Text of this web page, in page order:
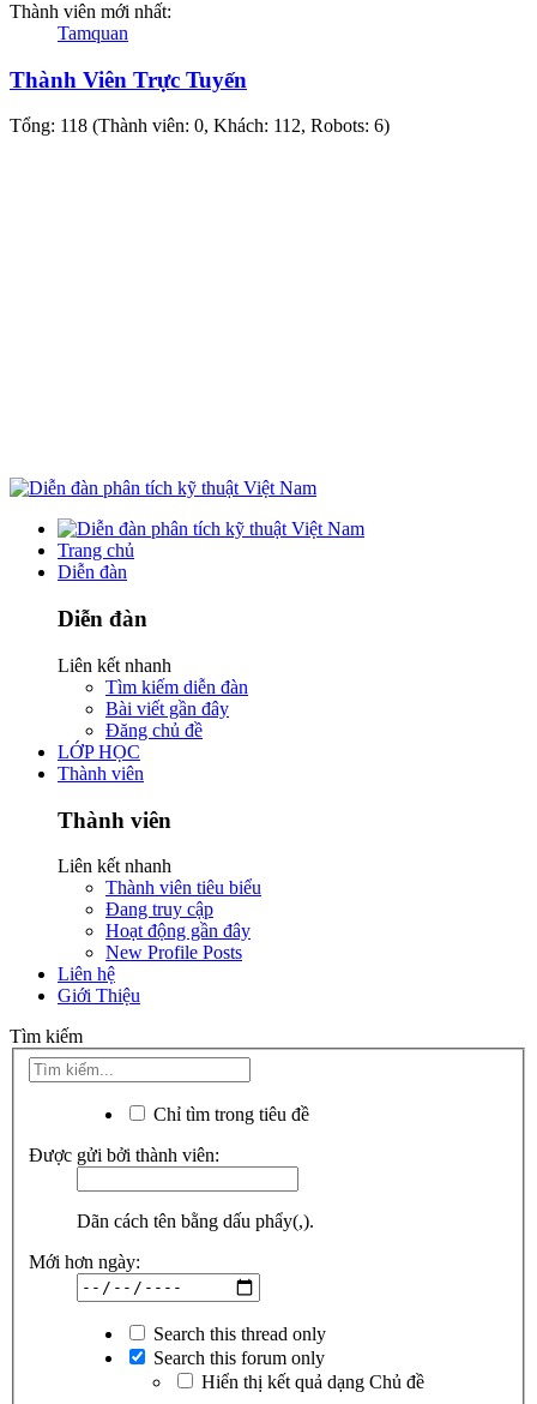
Thành viên mới nhất:
Tamquan
Thành Viên Trực Tuyến
Tổng: 118 (Thành viên: 0, Khách: 112, Robots: 6)
Trang chủ
Diễn đàn
Diễn đàn
Liên kết nhanh
Tìm kiếm diễn đàn
Bài viết gần đây
Đăng chủ đề
LỚP HỌC
Thành viên
Thành viên
Liên kết nhanh
Thành viên tiêu biểu
Đang truy cập
Hoạt động gần đây
New Profile Posts
Liên hệ
Giới Thiệu
Tìm kiếm
Chỉ tìm trong tiêu đề
Được gửi bởi thành viên:
Dãn cách tên bằng dấu phẩy(,).
Mới hơn ngày:
Search this thread only
Search this forum only
Hiển thị kết quả dạng Chủ đề